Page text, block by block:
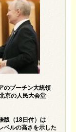
のプーチン大統領
京の人民大会堂
版（18日付）は
ベルの高さを示した